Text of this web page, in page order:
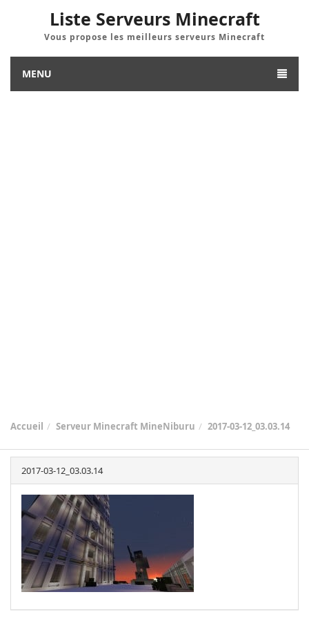
Liste Serveurs Minecraft
Vous propose les meilleurs serveurs Minecraft
MENU
Accueil Serveur Minecraft MineNiburu 2017-03-12_03.03.14
2017-03-12_03.03.14